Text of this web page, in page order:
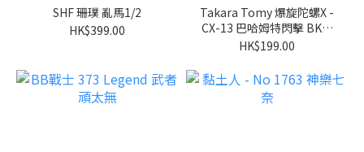
SHF 珊璞 亂馬1/2
HK$399.00
Takara Tomy 爆旋陀螺X -
CX-13 巴哈姆特閃擊 BK1-
50I
HK$199.00